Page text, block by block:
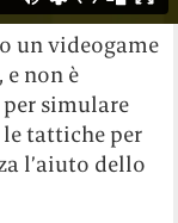
of Art di
un videogame
non è
simulare
tattiche per
l’aiuto dello